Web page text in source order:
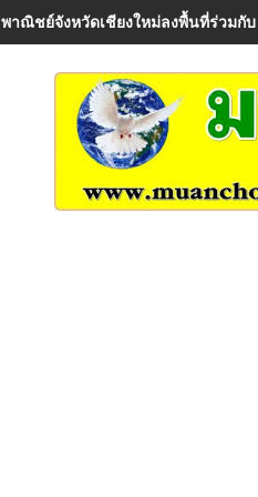
พาณิชย์จังหวัดเชียงใหม่ลงพื้นที่ร่วมกับ